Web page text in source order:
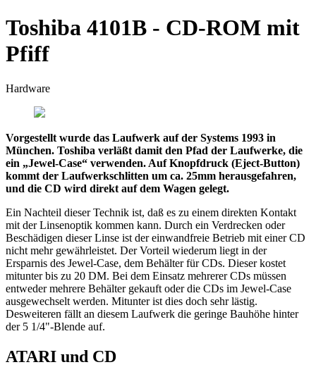
Toshiba 4101B - CD-ROM mit
Pfiff
Hardware
Vorgestellt wurde das Laufwerk auf der Systems 1993 in
München. Toshiba verläßt damit den Pfad der Laufwerke, die
ein „Jewel-Case“ verwenden. Auf Knopfdruck (Eject-Button)
kommt der Laufwerkschlitten um ca. 25mm herausgefahren,
und die CD wird direkt auf dem Wagen gelegt.
Ein Nachteil dieser Technik ist, daß es zu einem direkten Kontakt
mit der Linsenoptik kommen kann. Durch ein Verdrecken oder
Beschädigen dieser Linse ist der einwandfreie Betrieb mit einer CD
nicht mehr gewährleistet. Der Vorteil wiederum liegt in der
Ersparnis des Jewel-Case, dem Behälter für CDs. Dieser kostet
mitunter bis zu 20 DM. Bei dem Einsatz mehrerer CDs müssen
entweder mehrere Behälter gekauft oder die CDs im Jewel-Case
ausgewechselt werden. Mitunter ist dies doch sehr lästig.
Desweiteren fällt an diesem Laufwerk die geringe Bauhöhe hinter
der 5 1/4"-Blende auf.
ATARI und CD